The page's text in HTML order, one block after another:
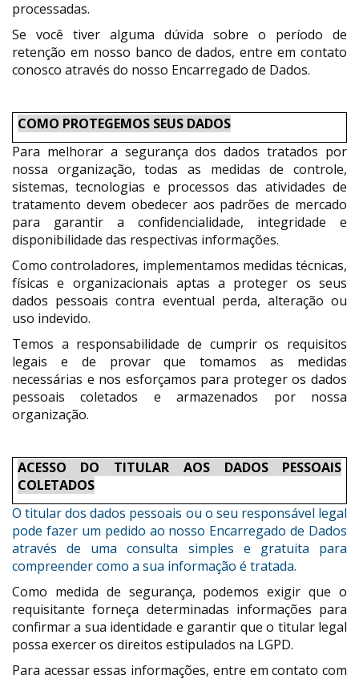
processadas.
Se você tiver alguma dúvida sobre o período de
retenção em nosso banco de dados, entre em contato
conosco através do nosso Encarregado de Dados.
COMO PROTEGEMOS SEUS DADOS
Para melhorar a segurança dos dados tratados por
nossa organização, todas as medidas de controle,
sistemas, tecnologias e processos das atividades de
tratamento devem obedecer aos padrões de mercado
para garantir a confidencialidade, integridade e
disponibilidade das respectivas informações.
Como controladores, implementamos medidas técnicas,
físicas e organizacionais aptas a proteger os seus
dados pessoais contra eventual perda, alteração ou
uso indevido.
Temos a responsabilidade de cumprir os requisitos
legais e de provar que tomamos as medidas
necessárias e nos esforçamos para proteger os dados
pessoais coletados e armazenados por nossa
organização.
ACESSO DO TITULAR AOS DADOS PESSOAIS
COLETADOS
O titular dos dados pessoais ou o seu responsável legal
pode fazer um pedido ao nosso Encarregado de Dados
através de uma consulta simples e gratuita para
compreender como a sua informação é tratada.
Como medida de segurança, podemos exigir que o
requisitante forneça determinadas informações para
confirmar a sua identidade e garantir que o titular legal
possa exercer os direitos estipulados na LGPD.
Para acessar essas informações, entre em contato com